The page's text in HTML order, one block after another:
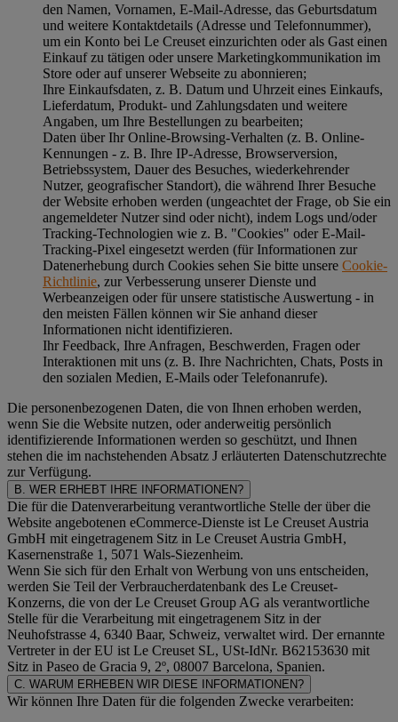
den Namen, Vornamen, E-Mail-Adresse, das Geburtsdatum
und weitere Kontaktdetails (Adresse und Telefonnummer),
um ein Konto bei Le Creuset einzurichten oder als Gast einen
Einkauf zu tätigen oder unsere Marketingkommunikation im
Store oder auf unserer Webseite zu abonnieren;
Ihre Einkaufsdaten, z. B. Datum und Uhrzeit eines Einkaufs,
Lieferdatum, Produkt- und Zahlungsdaten und weitere
Angaben, um Ihre Bestellungen zu bearbeiten;
Daten über Ihr Online-Browsing-Verhalten (z. B. Online-
Kennungen - z. B. Ihre IP-Adresse, Browserversion,
Betriebssystem, Dauer des Besuches, wiederkehrender
Nutzer, geografischer Standort), die während Ihrer Besuche
der Website erhoben werden (ungeachtet der Frage, ob Sie ein
angemeldeter Nutzer sind oder nicht), indem Logs und/oder
Tracking-Technologien wie z. B. "Cookies" oder E-Mail-
Tracking-Pixel eingesetzt werden (für Informationen zur
Datenerhebung durch Cookies sehen Sie bitte unsere Cookie-
Richtlinie, zur Verbesserung unserer Dienste und
Werbeanzeigen oder für unsere statistische Auswertung - in
den meisten Fällen können wir Sie anhand dieser
Informationen nicht identifizieren.
Ihr Feedback, Ihre Anfragen, Beschwerden, Fragen oder
Interaktionen mit uns (z. B. Ihre Nachrichten, Chats, Posts in
den sozialen Medien, E-Mails oder Telefonanrufe).
Die personenbezogenen Daten, die von Ihnen erhoben werden,
wenn Sie die Website nutzen, oder anderweitig persönlich
identifizierende Informationen werden so geschützt, und Ihnen
stehen die im nachstehenden Absatz J erläuterten Datenschutzrechte
zur Verfügung.
B. WER ERHEBT IHRE INFORMATIONEN?
Die für die Datenverarbeitung verantwortliche Stelle der über die
Website angebotenen eCommerce-Dienste ist Le Creuset Austria
GmbH mit eingetragenem Sitz in Le Creuset Austria GmbH,
Kasernenstraße 1, 5071 Wals-Siezenheim.
Wenn Sie sich für den Erhalt von Werbung von uns entscheiden,
werden Sie Teil der Verbraucherdatenbank des Le Creuset-
Konzerns, die von der Le Creuset Group AG als verantwortliche
Stelle für die Verarbeitung mit eingetragenem Sitz in der
Neuhofstrasse 4, 6340 Baar, Schweiz, verwaltet wird. Der ernannte
Vertreter in der EU ist Le Creuset SL, USt-IdNr. B62153630 mit
Sitz in Paseo de Gracia 9, 2º, 08007 Barcelona, Spanien.
C. WARUM ERHEBEN WIR DIESE INFORMATIONEN?
Wir können Ihre Daten für die folgenden Zwecke verarbeiten: